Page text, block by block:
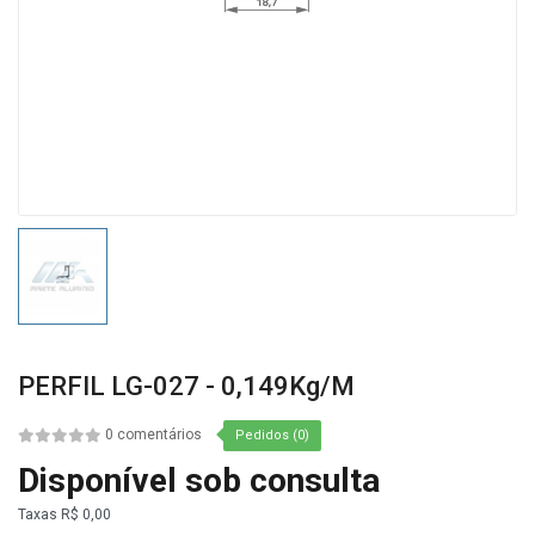
PERFIL LG-027 - 0,149Kg/m
0 comentários Pedidos (0)
Disponível sob consulta
Taxas R$ 0,00